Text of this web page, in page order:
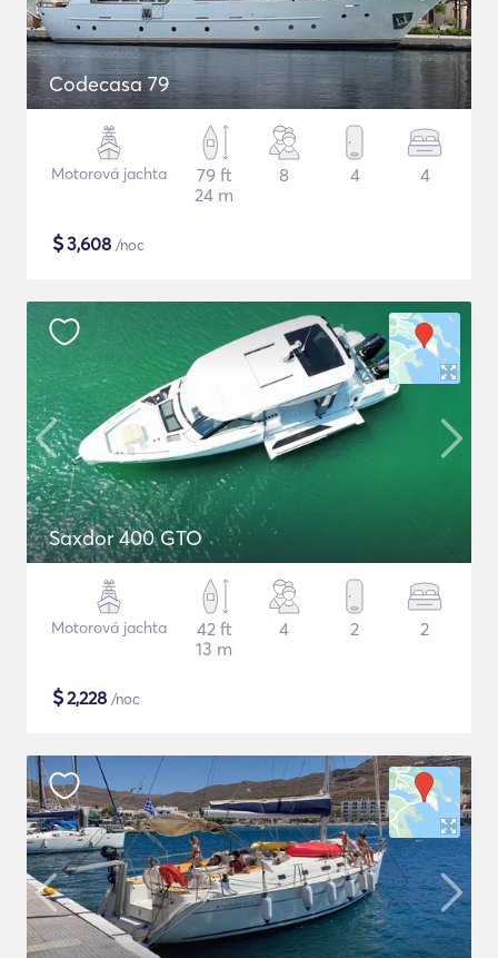
Codecasa 79
Motorová jachta
79 ft
24 m
8 4 4
$3,608 /noc
Saxdor 400 GTO
Motorová jachta
42 ft
13 m
4 2 2
$2,228 /noc